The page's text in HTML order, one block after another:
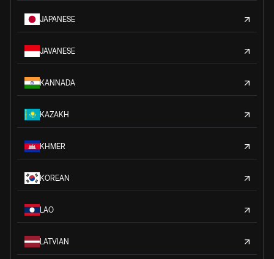
JAPANESE
JAVANESE
KANNADA
KAZAKH
KHMER
KOREAN
LAO
LATVIAN